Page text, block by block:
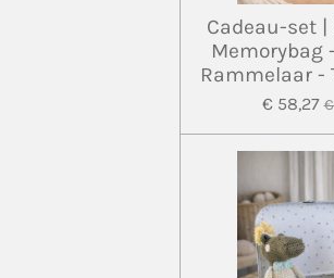
Cadeau-set
Memorybag
Rammelaar -
€ 58,27